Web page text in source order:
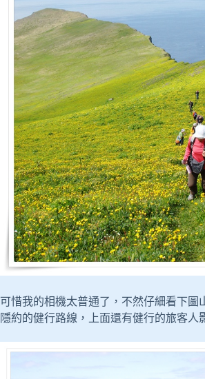
可惜我的相機太普通了，不然仔細看下圖
隱約的健行路線，上面還有健行的旅客人